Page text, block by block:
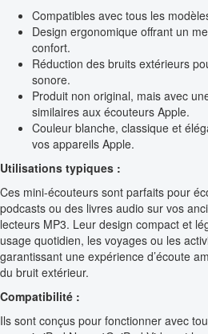
Compatibles avec tous les
Design ergonomique offrant un
confort.
Réduction des bruits extérieurs
sonore.
Produit non original, mais avec
similaires aux écouteurs Apple.
Couleur blanche, classique et
vos appareils Apple.
Utilisations typiques :
Ces mini-écouteurs sont parfaits pour
podcasts ou des livres audio sur vos
lecteurs MP3. Leur design compact et
usage quotidien, les voyages ou les
garantissant une expérience d’écoute
du bruit extérieur.
Compatibilité :
Ils sont conçus pour fonctionner avec